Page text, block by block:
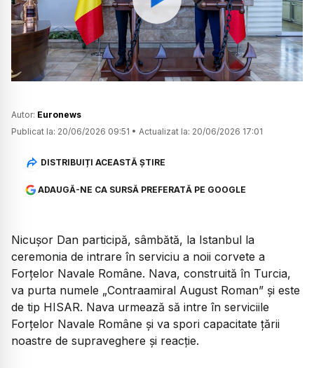
Watch
Autor: Euronews
Publicat la: 20/06/2026 09:51 • Actualizat la: 20/06/2026 17:01
DISTRIBUIȚI ACEASTĂ ȘTIRE
ADAUGĂ-NE CA SURSĂ PREFERATĂ PE GOOGLE
Nicușor Dan participă, sâmbătă, la Istanbul la
ceremonia de intrare în serviciu a noii corvete a
Forțelor Navale Române. Nava, construită în Turcia,
va purta numele „Contraamiral August Roman” și este
de tip HISAR. Nava urmează să intre în serviciile
Forțelor Navale Române și va spori capacitate țării
noastre de supraveghere și reacție.